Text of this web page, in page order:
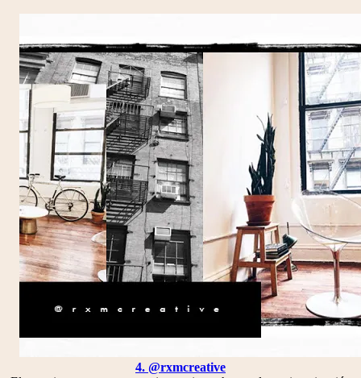
4. @rxmcreative